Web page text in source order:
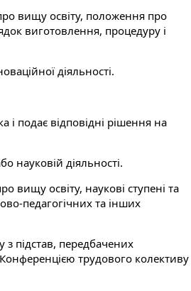
вищу освіту, положення про
виготовлення, процедуру і
діяльності.
подає відповідні рішення на
науковій діяльності.
вищу освіту, наукові ступені та
педагогічних та інших
підстав, передбачених
трудового колективу